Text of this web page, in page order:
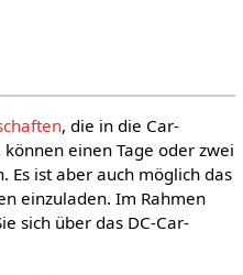
, die in die Car-
einen Tage oder zwei
Es ist aber auch möglich das
einzuladen. Im Rahmen
sich über das DC-Car-